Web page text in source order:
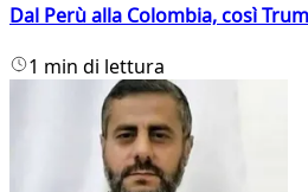
Dal Perù alla Colombia, così
1 min di lettura